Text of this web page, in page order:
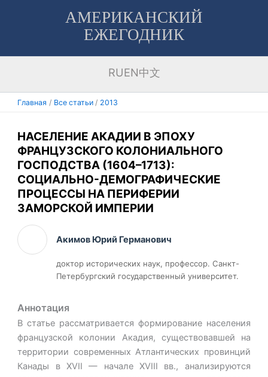
АМЕРИКАНСКИЙ
ЕЖЕГОДНИК
RUEN中文
Главная Все статьи 2013
НАСЕЛЕНИЕ АКАДИИ В ЭПОХУ
ФРАНЦУЗСКОГО КОЛОНИАЛЬНОГО
ГОСПОДСТВА (1604–1713):
СОЦИАЛЬНО-ДЕМОГРАФИЧЕСКИЕ
ПРОЦЕССЫ НА ПЕРИФЕРИИ
ЗАМОРСКОЙ ИМПЕРИИ
Акимов Юрий Германович
доктор исторических наук, профессор. Санкт-
Петербургский государственный университет.
Аннотация
В статье рассматривается формирование населения
французской колонии Акадия, существовавшей на
территории современных Атлантических провинций
Канады в XVII — начале XVIII вв., анализируются